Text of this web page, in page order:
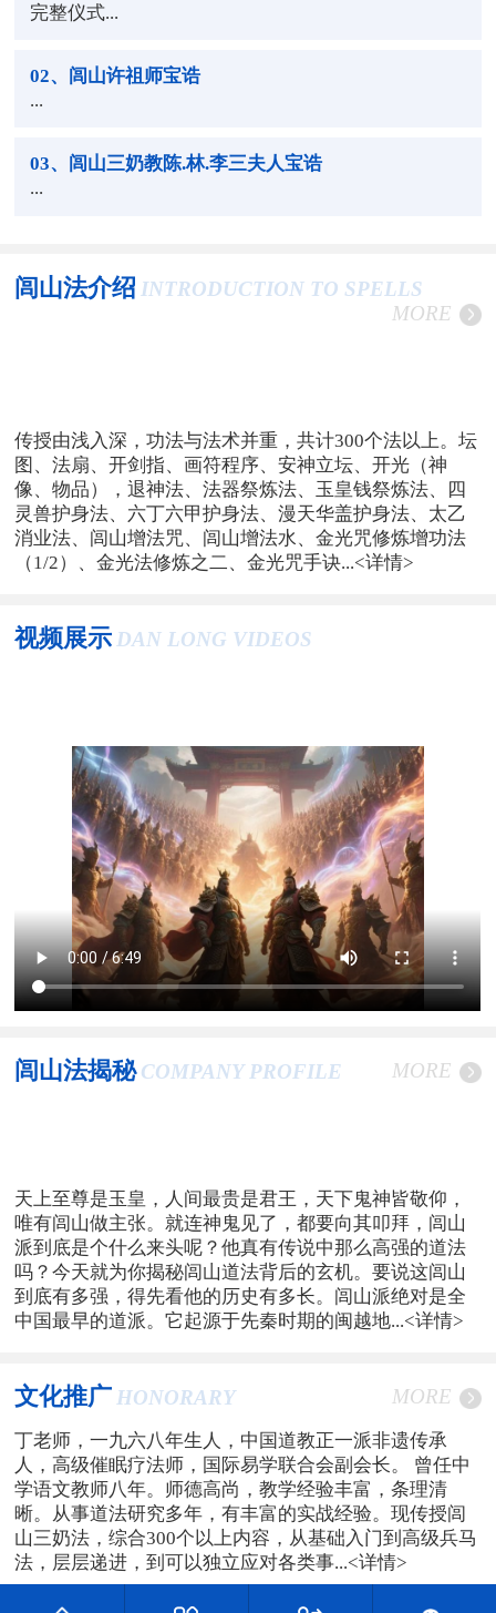
完整仪式...
02、闾山许祖师宝诰
...
03、闾山三奶教陈.林.李三夫人宝诰
...
闾山法介绍 INTRODUCTION TO SPELLS
MORE
传授由浅入深，功法与法术并重，共计300个法以上。坛
图、法扇、开剑指、画符程序、安神立坛、开光（神
像、物品），退神法、法器祭炼法、玉皇钱祭炼法、四
灵兽护身法、六丁六甲护身法、漫天华盖护身法、太乙
消业法、闾山增法咒、闾山增法水、金光咒修炼增功法
（1/2）、金光法修炼之二、金光咒手诀...<详情>
视频展示 DAN LONG VIDEOS
闾山法揭秘 COMPANY PROFILE MORE
天上至尊是玉皇，人间最贵是君王，天下鬼神皆敬仰，
唯有闾山做主张。就连神鬼见了，都要向其叩拜，闾山
派到底是个什么来头呢？他真有传说中那么高强的道法
吗？今天就为你揭秘闾山道法背后的玄机。要说这闾山
到底有多强，得先看他的历史有多长。闾山派绝对是全
中国最早的道派。它起源于先秦时期的闽越地...<详情>
文化推广 HONORARY MORE
丁老师，一九六八年生人，中国道教正一派非遗传承
人，高级催眠疗法师，国际易学联合会副会长。 曾任中
学语文教师八年。师德高尚，教学经验丰富，条理清
晰。从事道法研究多年，有丰富的实战经验。现传授闾
山三奶法，综合300个以上内容，从基础入门到高级兵马
法，层层递进，到可以独立应对各类事...<详情>